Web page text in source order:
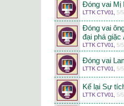
Đóng vai Mị
LTTK CTV01 5/
Đóng vai
đại phá giặc
LTTK CTV01 5/
Đóng vai
LTTK CTV01 5/
Kể lại Sự
LTTK CTV01 5/